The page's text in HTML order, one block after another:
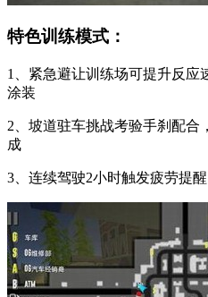
特色训练模式：
1、紧急避让训练场可提升反应
涂装
2、坡道驻车挑战考验手刹配合
成
3、连续驾驶2小时触发疲劳提